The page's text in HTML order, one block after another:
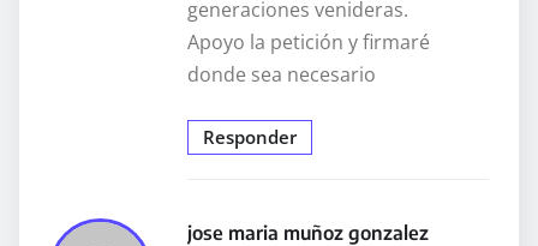
generaciones venideras.
Apoyo la petición y firmaré
donde sea necesario
Responder
jose maria muñoz gonzalez